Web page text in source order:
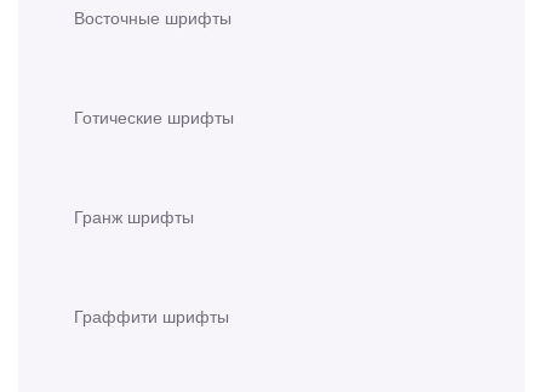
Восточные шрифты
Готические шрифты
Гранж шрифты
Граффити шрифты